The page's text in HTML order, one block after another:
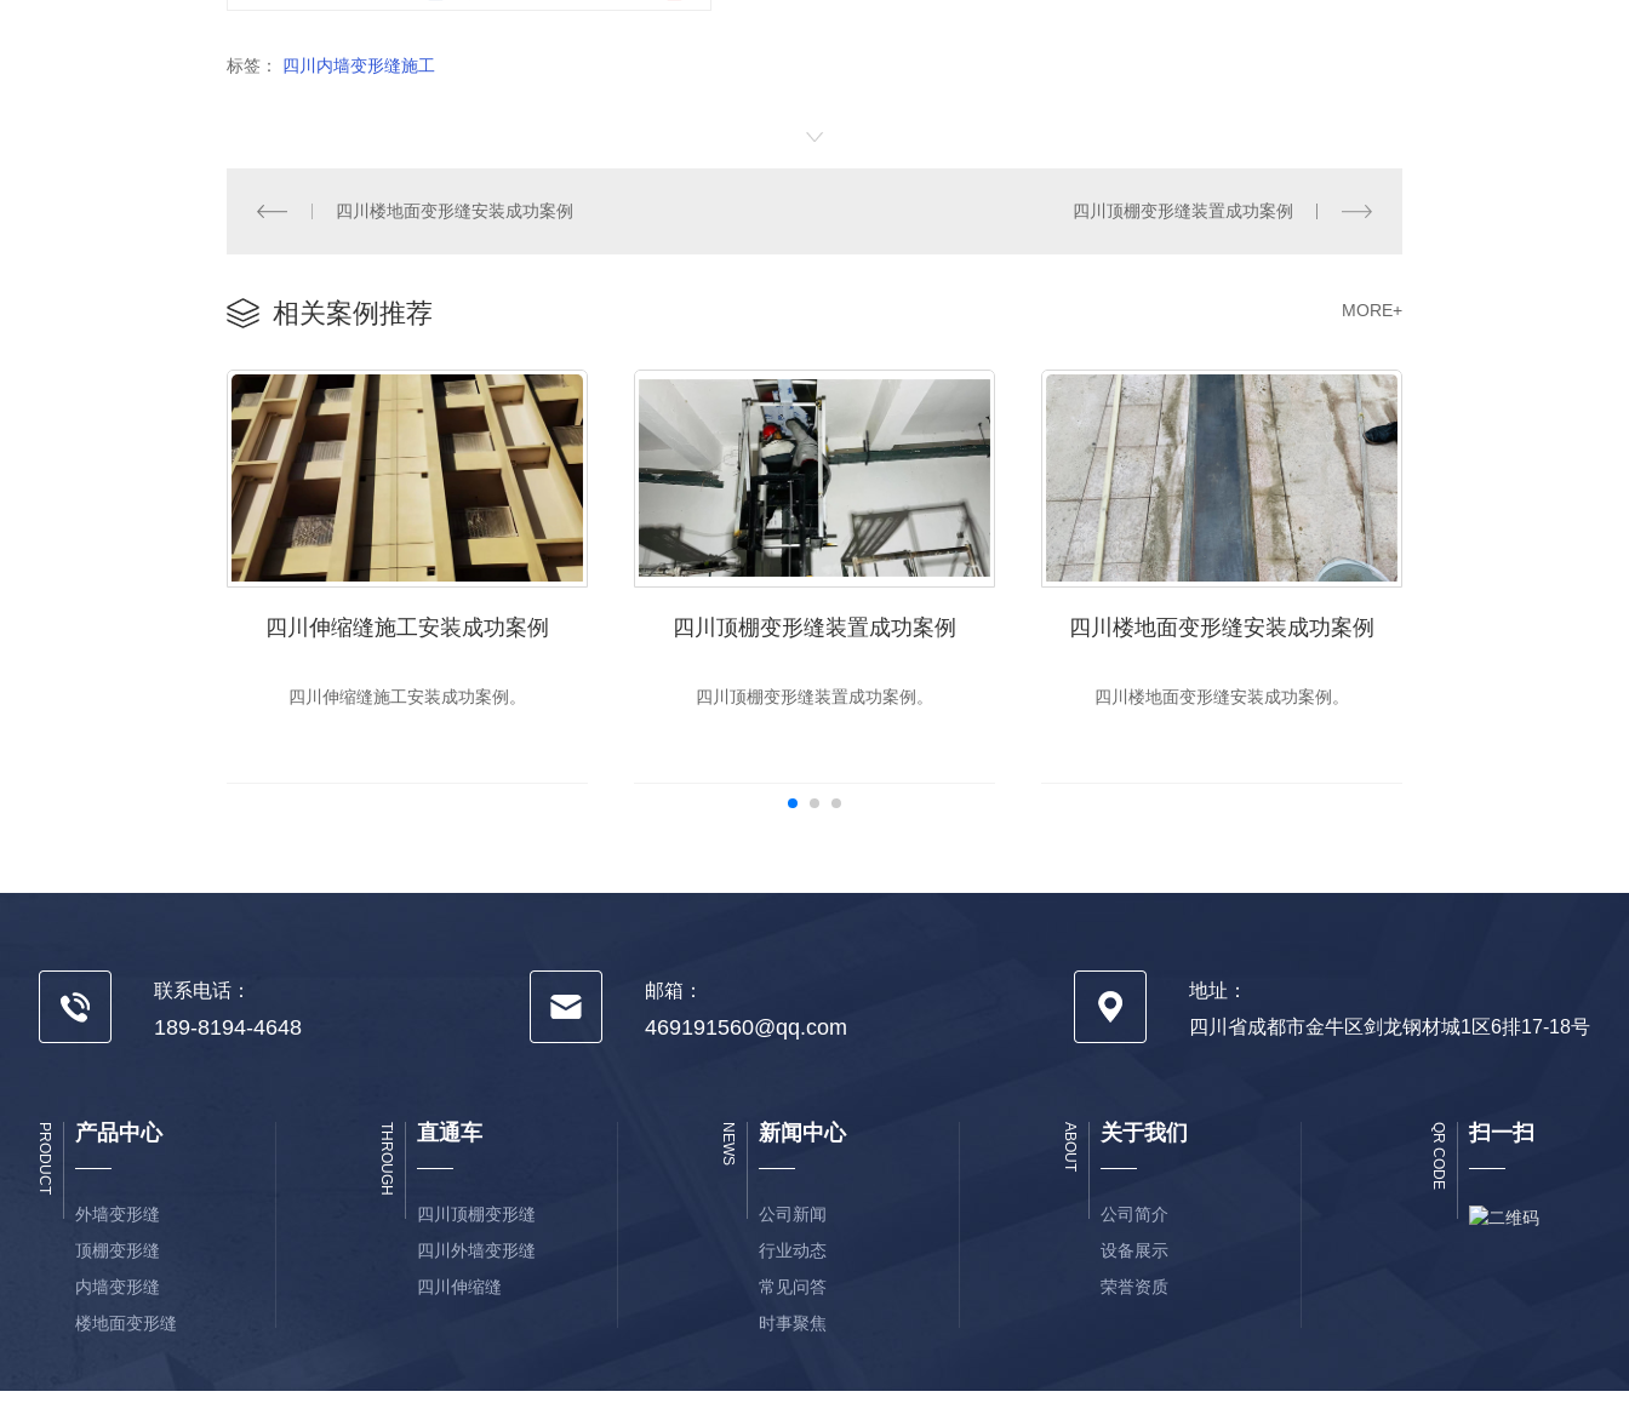
标签： 四川内墙变形缝施工
四川楼地面变形缝安装成功案例 四川顶棚变形缝装置成功案例
相关案例推荐 MORE+
四川伸缩缝施工安装成功案例
四川伸缩缝施工安装成功案例。
四川顶棚变形缝装置成功案例
四川顶棚变形缝装置成功案例。
四川楼地面变形缝安装成功案例
四川楼地面变形缝安装成功案例。
联系电话：
189-8194-4648
邮箱：
469191560@qq.com
地址：
四川省成都市金牛区剑龙钢材城1区6排17-18号
产品中心
PRODUCT
外墙变形缝
顶棚变形缝
内墙变形缝
楼地面变形缝
直通车
THROUGH
四川顶棚变形缝
四川外墙变形缝
四川伸缩缝
新闻中心
NEWS
公司新闻
行业动态
常见问答
时事聚焦
关于我们
ABOUT
公司简介
设备展示
荣誉资质
扫一扫
QR CODE